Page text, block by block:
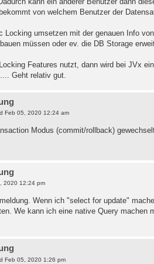
von welchem Benutzer der
umsetzen mit der genauen Info
müssen oder ev. die DB Storage
Features nutzt, dann wird bei JVx
Geht relativ gut.
Feb 05, 2020 12:24 am
Modus (commit/rollback)
2020 12:24 pm
Wenn ich "select for update"
We kann ich eine native Query machen
Feb 05, 2020 1:26 pm